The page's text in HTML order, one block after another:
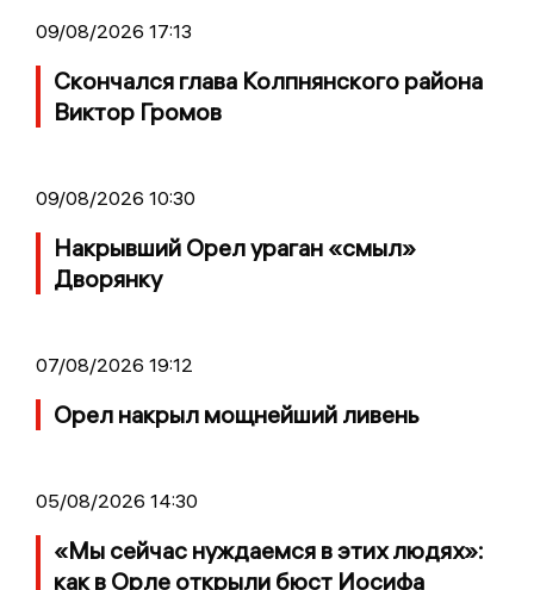
09/08/2026 17:13
Скончался глава Колпнянского района
Виктор Громов
09/08/2026 10:30
Накрывший Орел ураган «смыл»
Дворянку
07/08/2026 19:12
Орел накрыл мощнейший ливень
05/08/2026 14:30
«Мы сейчас нуждаемся в этих людях»:
как в Орле открыли бюст Иосифа